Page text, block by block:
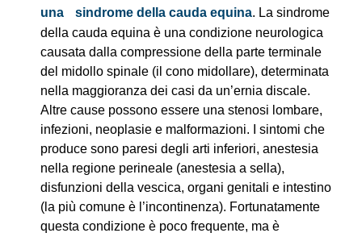
una
sindrome della cauda equina. La sindrome
della cauda equina è una condizione neurologica
causata dalla compressione della parte terminale
del midollo spinale (il cono midollare), determinata
nella maggioranza dei casi da un’ernia discale.
Altre cause possono essere una stenosi lombare,
infezioni, neoplasie e malformazioni. I sintomi che
produce sono paresi degli arti inferiori, anestesia
nella regione perineale (anestesia a sella),
disfunzioni della vescica, organi genitali e intestino
(la più comune è l’incontinenza). Fortunatamente
questa condizione è poco frequente, ma è